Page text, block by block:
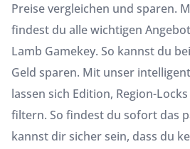
Preise vergleichen und sparen.
findest du alle wichtigen
Lamb Gamekey. So kannst du
Geld sparen. Mit unser
lassen sich Edition, Region-
filtern. So findest du sofort das
kannst dir sicher sein, dass du